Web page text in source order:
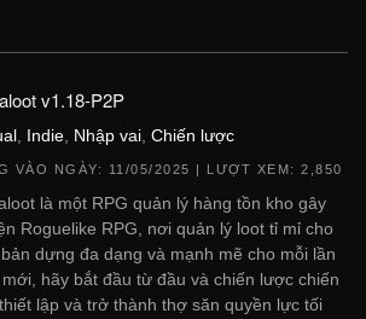
v1.18-P2P
Indie Nhập vai Chiến lược
VÀO NGÀY: 11/05/2025 | LƯỢT XEM: 2,850
là một RPG quản lý hàng tồn kho gây
Roguelike RPG, nơi quản lý loot tỉ mỉ cho
dựng đa dạng và mạnh mẽ cho mỗi lần
hãy bắt đầu từ đầu và chiến lược chiến
lập và trở thành thợ săn quyền lực tối